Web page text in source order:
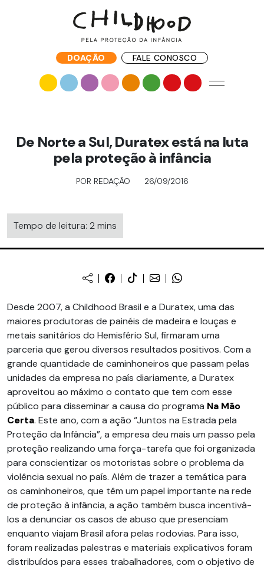
DOAÇÃO FALE CONOSCO
De Norte a Sul, Duratex está na luta
pela proteção à infância
POR REDAÇÃO 26/09/2016
Tempo de leitura: 2 mins
Desde 2007, a Childhood Brasil e a Duratex, uma das
maiores produtoras de painéis de madeira e louças e
metais sanitários do Hemisfério Sul, firmaram uma
parceria que gerou diversos resultados positivos. Com a
grande quantidade de caminhoneiros que passam pelas
unidades da empresa no país diariamente, a Duratex
aproveitou ao máximo o contato que tem com esse
público para disseminar a causa do programa Na Mão
Certa. Este ano, com a ação “Juntos na Estrada pela
Proteção da Infância”, a empresa deu mais um passo pela
proteção realizando uma força-tarefa que foi organizada
para conscientizar os motoristas sobre o problema da
violência sexual no país. Além de trazer a temática para
os caminhoneiros, que têm um papel importante na rede
de proteção à infância, a ação também busca incentivá-
los a denunciar os casos de abuso que presenciam
enquanto viajam Brasil afora pelas rodovias. Para isso,
foram realizadas palestras e materiais explicativos foram
distribuídos para esses trabalhadores, com o objetivo de